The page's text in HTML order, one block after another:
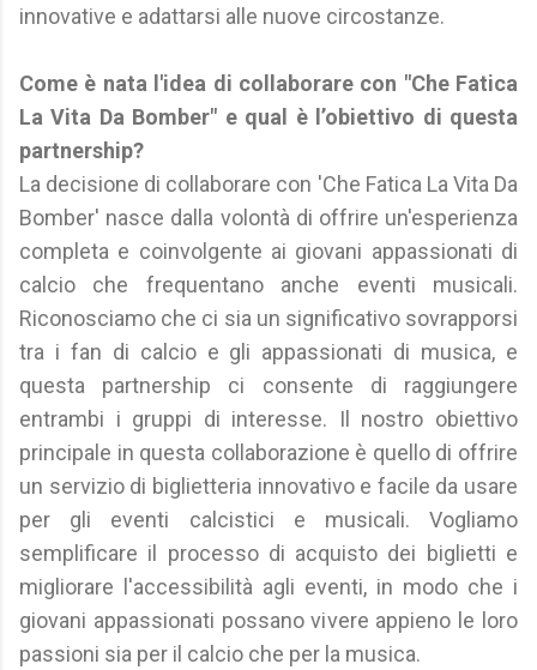
innovative e adattarsi alle nuove circostanze.
Come è nata l'idea di collaborare con "Che Fatica
La Vita Da Bomber" e qual è l’obiettivo di questa
partnership?
La decisione di collaborare con 'Che Fatica La Vita Da
Bomber' nasce dalla volontà di offrire un'esperienza
completa e coinvolgente ai giovani appassionati di
calcio che frequentano anche eventi musicali.
Riconosciamo che ci sia un significativo sovrapporsi
tra i fan di calcio e gli appassionati di musica, e
questa partnership ci consente di raggiungere
entrambi i gruppi di interesse. Il nostro obiettivo
principale in questa collaborazione è quello di offrire
un servizio di biglietteria innovativo e facile da usare
per gli eventi calcistici e musicali. Vogliamo
semplificare il processo di acquisto dei biglietti e
migliorare l'accessibilità agli eventi, in modo che i
giovani appassionati possano vivere appieno le loro
passioni sia per il calcio che per la musica.